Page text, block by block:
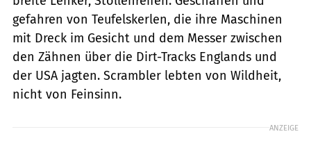
gefahren von Teufelskerlen, die ihre Maschinen
mit Dreck im Gesicht und dem Messer zwischen
den Zähnen über die Dirt-Tracks Englands und
der USA jagten. Scrambler lebten von Wildheit,
nicht von Feinsinn.
ANZEIGE